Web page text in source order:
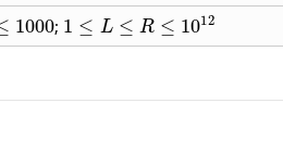
1000
;
1≤L≤R≤1012